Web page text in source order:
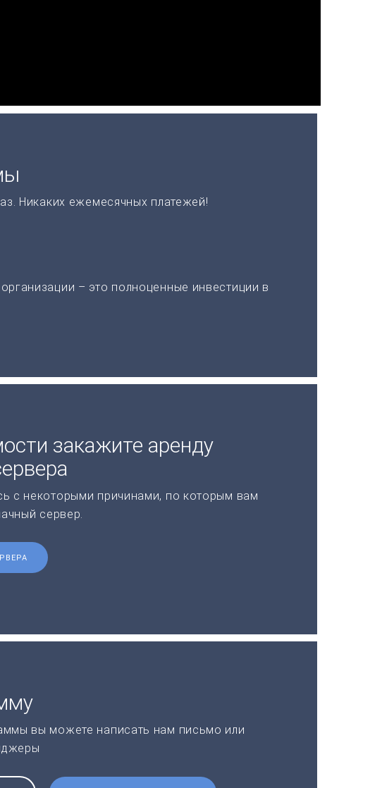
Никаких ежемесячных платежей!
– это полноценные инвестиции в
закажите аренду
с некоторыми причинами, по которым вам
сервер.
вы можете написать нам письмо или